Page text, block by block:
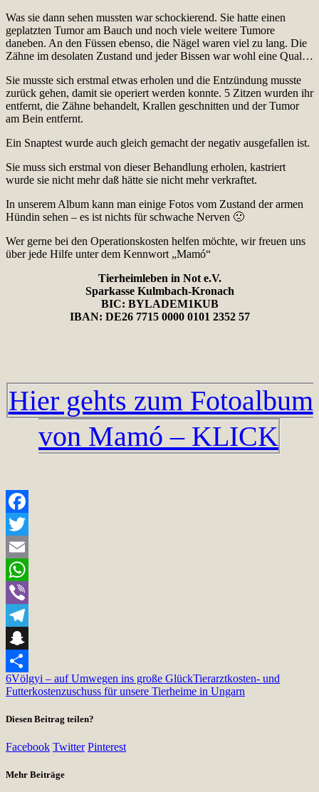
Was sie dann sehen mussten war schockierend. Sie hatte einen
geplatzten Tumor am Bauch und noch viele weitere Tumore
daneben. An den Füssen ebenso, die Nägel waren viel zu lang. Die
Zähne im desolaten Zustand und jeder Bissen war wohl eine Qual…
Sie musste sich erstmal etwas erholen und die Entzündung musste
zurück gehen, damit sie operiert werden konnte. 5 Zitzen wurden ihr
entfernt, die Zähne behandelt, Krallen geschnitten und der Tumor
am Bein entfernt.
Ein Snaptest wurde auch gleich gemacht der negativ ausgefallen ist.
Sie muss sich erstmal von dieser Behandlung erholen, kastriert
wurde sie nicht mehr daß hätte sie nicht mehr verkraftet.
In unserem Album kann man einige Fotos vom Zustand der armen
Hündin sehen – es ist nichts für schwache Nerven 🙁
Wer gerne bei den Operationskosten helfen möchte, wir freuen uns
über jede Hilfe unter dem Kennwort „Mamó“
Tierheimleben in Not e.V.
Sparkasse Kulmbach-Kronach
BIC: BYLADEM1KUB
IBAN: DE26 7715 0000 0101 2352 57
Hier gehts zum Fotoalbum
von Mamó – KLICK
Facebook
Twitter
Email
WhatsApp
Viber
Telegram
Snapchat
Teilen
6Völgyi – auf Umwegen ins große GlückTierarztkosten- und
Futterkostenzuschuss für unsere Tierheime in Ungarn
Diesen Beitrag teilen?
Facebook Twitter Pinterest
Mehr Beiträge